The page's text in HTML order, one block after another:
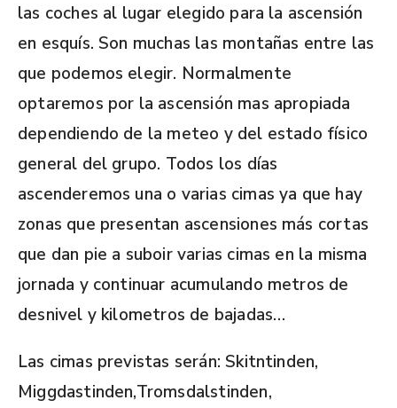
las coches al lugar elegido para la ascensión
en esquís. Son muchas las montañas entre las
que podemos elegir. Normalmente
optaremos por la ascensión mas apropiada
dependiendo de la meteo y del estado físico
general del grupo. Todos los días
ascenderemos una o varias cimas ya que hay
zonas que presentan ascensiones más cortas
que dan pie a suboir varias cimas en la misma
jornada y continuar acumulando metros de
desnivel y kilometros de bajadas…
Las cimas previstas serán: Skitntinden,
Miggdastinden,Tromsdalstinden,